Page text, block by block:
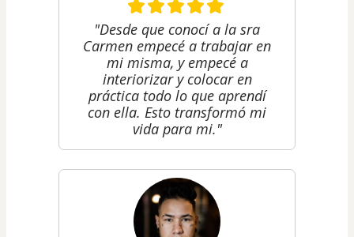
"Desde que conocí a la sra
Carmen empecé a trabajar en
mi misma, y empecé a
interiorizar y colocar en
práctica todo lo que aprendí
con ella. Esto transformó mi
vida para mi."